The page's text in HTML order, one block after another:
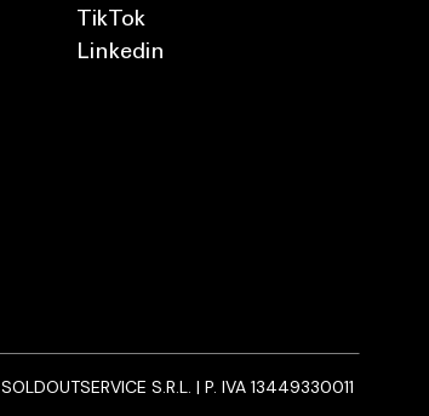
TikTok
Linkedin
SOLDOUTSERVICE S.R.L. | P. IVA 13449330011